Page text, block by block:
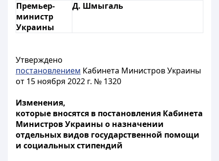
Премьер-
министр
Украины
Д. Шмыгаль
Утверждено
постановлением Кабинета Министров Украины
от 15 ноября 2022 г. № 1320
Изменения,
которые вносятся в постановления Кабинета
Министров Украины о назначении
отдельных видов государственной помощи
и социальных стипендий